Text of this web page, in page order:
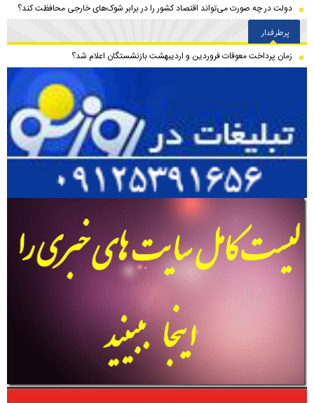
دولت در چه صورت می‌تواند اقتصاد کشور را در برابر شوک‌های خارجی محافظت کند؟
پرطرفدار
زمان پرداخت معوقات فروردین و اردیبهشت بازنشستگان اعلام شد؟